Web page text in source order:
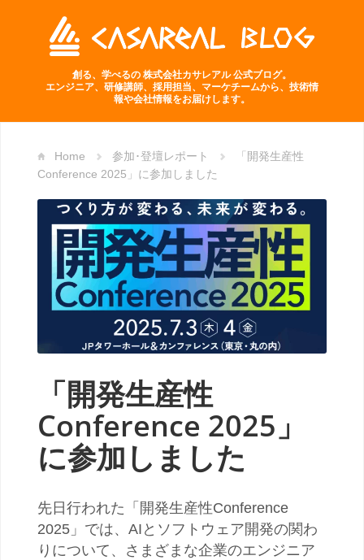
創る、学べるの 株式会社カサレアル 公式ブログ。
エンジニア、研修講師、採用担当、マーケチームから、技術情
報や会社情報をお届けします。
Home 参加･登壇レポート
「開発生産性
Conference 2025」に参加しました
「開発生産性
Conference 2025」
に参加しました
先日行われた「開発生産性Conference
2025 」では、 AI とソフトウェア開発の関わ
りについて、さまざまな企業のエンジニア